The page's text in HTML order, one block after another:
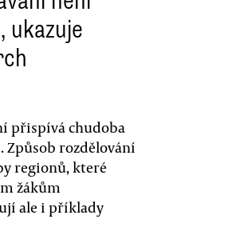
ukazuje
přispívá chudoba
Způsob rozdělování
regionů, které
žákům
ale i příklady